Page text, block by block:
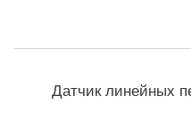
Датчик линейных